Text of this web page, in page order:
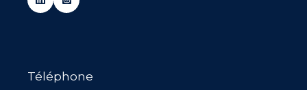
Téléphone